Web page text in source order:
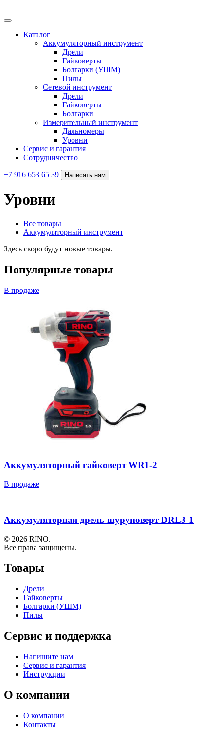
Каталог
Аккумуляторный инструмент
Дрели
Гайковерты
Болгарки (УШМ)
Пилы
Сетевой инструмент
Дрели
Гайковерты
Болгарки
Измерительный инструмент
Дальномеры
Уровни
Сервис и гарантия
Сотрудничество
+7 916 653 65 39 Написать нам
Уровни
Все товары
Аккумуляторный инструмент
Здесь скоро будут новые товары.
Популярные товары
В продаже
Аккумуляторный гайковерт WR1-2
В продаже
Аккумуляторная дрель-шуруповерт DRL3-1
© 2026 RINO.
Все права защищены.
Товары
Дрели
Гайковерты
Болгарки (УШМ)
Пилы
Сервис и поддержка
Напишите нам
Сервис и гарантия
Инструкции
О компании
О компании
Контакты